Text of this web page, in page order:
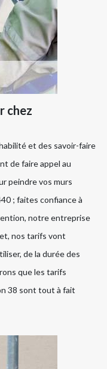
chez
et des savoir-faire
de faire appel au
peindre vos murs
; faites confiance à
notre entreprise
nos tarifs vont
de la durée des
que les tarifs
38 sont tout à fait